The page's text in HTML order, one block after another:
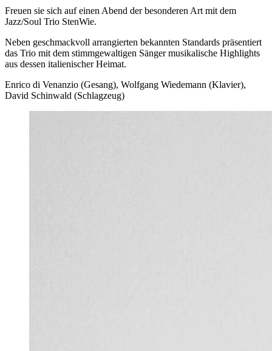
Freuen sie sich auf einen Abend der besonderen Art mit dem
Jazz/Soul Trio StenWie.
Neben geschmackvoll arrangierten bekannten Standards präsentiert
das Trio mit dem stimmgewaltigen Sänger musikalische Highlights
aus dessen italienischer Heimat.
Enrico di Venanzio (Gesang), Wolfgang Wiedemann (Klavier),
David Schinwald (Schlagzeug)